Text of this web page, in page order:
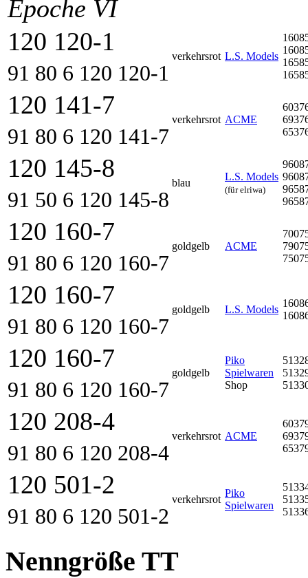
Epoche VI
120 120-1
91 80 6 120 120-1
verkehrsrot L.S. Models
120 141-7
91 80 6 120 141-7
verkehrsrot ACME
120 145-8
91 50 6 120 145-8
blau
L.S. Models
(für elriwa)
120 160-7
91 80 6 120 160-7
goldgelb ACME
120 160-7
91 80 6 120 160-7
goldgelb L.S. Models
120 160-7
91 80 6 120 160-7
goldgelb
Piko
Spielwaren
Shop
120 208-4
91 80 6 120 208-4
verkehrsrot ACME
120 501-2
91 80 6 120 501-2
verkehrsrot
Piko
Spielwaren
Nenngröße TT